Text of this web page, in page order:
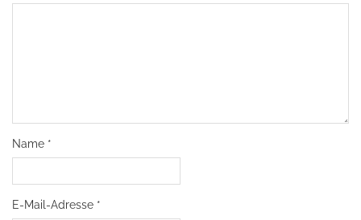
Name *
E-Mail-Adresse *